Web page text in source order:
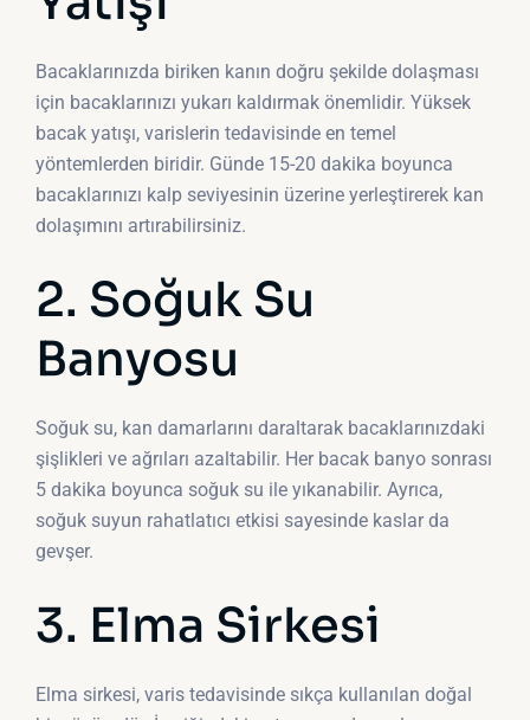
Bacaklarınızda biriken kanın doğru şekilde dolaşması
için bacaklarınızı yukarı kaldırmak önemlidir. Yüksek
bacak yatışı, varislerin tedavisinde en temel
yöntemlerden biridir. Günde 15-20 dakika boyunca
bacaklarınızı kalp seviyesinin üzerine yerleştirerek kan
dolaşımını artırabilirsiniz.
2. Soğuk Su
Banyosu
Soğuk su, kan damarlarını daraltarak bacaklarınızdaki
şişlikleri ve ağrıları azaltabilir. Her bacak banyo sonrası
5 dakika boyunca soğuk su ile yıkanabilir. Ayrıca,
soğuk suyun rahatlatıcı etkisi sayesinde kaslar da
gevşer.
3. Elma Sirkesi
Elma sirkesi, varis tedavisinde sıkça kullanılan doğal